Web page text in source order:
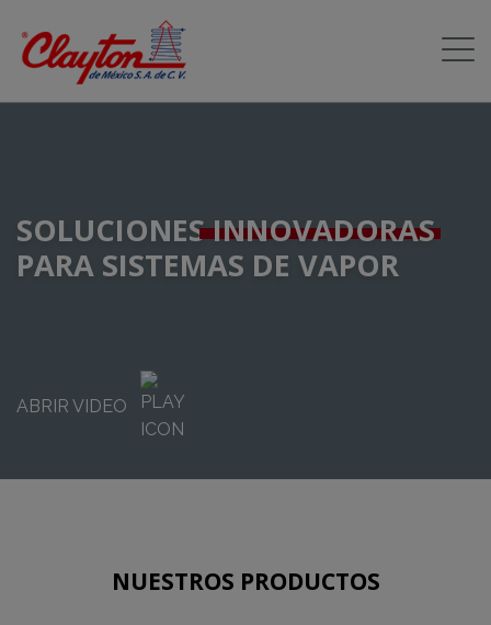
SOLUCIONESINNOVADORAS
PARA SISTEMAS DE VAPOR
ABRIR VIDEO
NUESTROS PRODUCTOS